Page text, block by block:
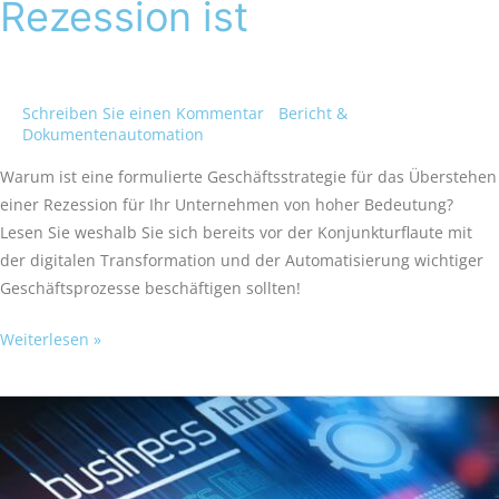
Rezession ist
Schreiben Sie einen Kommentar
Bericht &
Dokumentenautomation
Warum ist eine formulierte Geschäftsstrategie für das Überstehen
einer Rezession für Ihr Unternehmen von hoher Bedeutung?
Lesen Sie weshalb Sie sich bereits vor der Konjunkturflaute mit
der digitalen Transformation und der Automatisierung wichtiger
Geschäftsprozesse beschäftigen sollten!
Weiterlesen »
Transformation-
wie